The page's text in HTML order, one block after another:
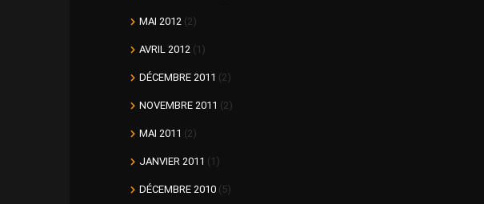
MAI 2012 (2)
AVRIL 2012 (1)
DÉCEMBRE 2011 (2)
NOVEMBRE 2011 (2)
MAI 2011 (2)
JANVIER 2011 (1)
DÉCEMBRE 2010 (5)